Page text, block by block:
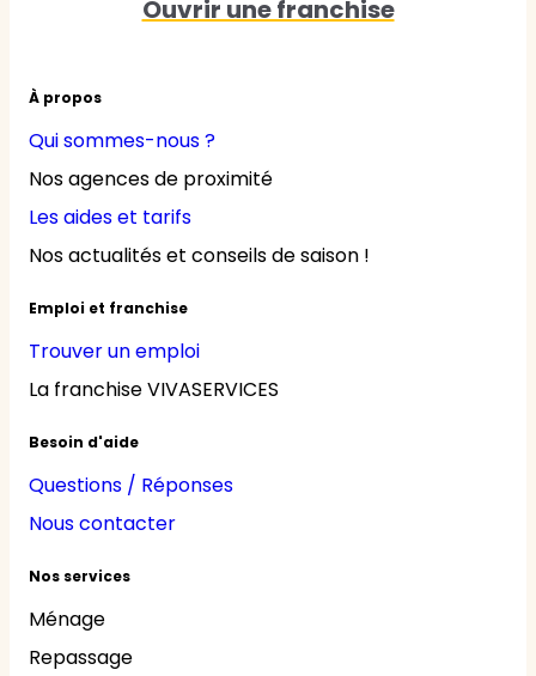
À propos
Qui sommes-nous ?
Nos agences de proximité
Les aides et tarifs
Nos actualités et conseils de saison !
Emploi et franchise
Trouver un emploi
La franchise VIVASERVICES
Besoin d'aide
Questions / Réponses
Nous contacter
Nos services
Ménage
Repassage
Ouvrir une franchise